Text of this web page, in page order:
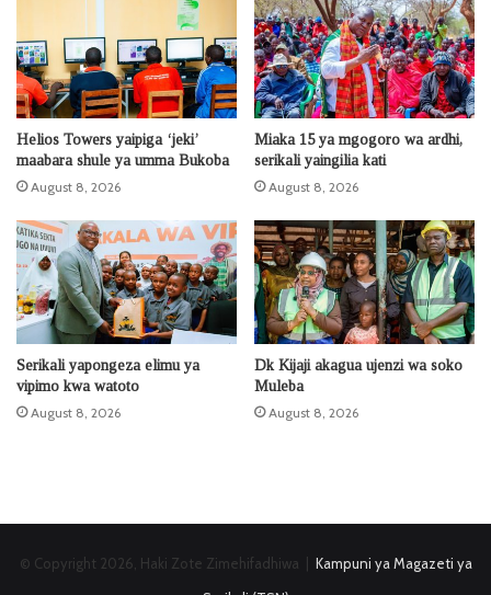
Helios Towers yaipiga ‘jeki’
maabara shule ya umma Bukoba
August 8, 2026
Miaka 15 ya mgogoro wa ardhi,
serikali yaingilia kati
August 8, 2026
Serikali yapongeza elimu ya
vipimo kwa watoto
August 8, 2026
Dk Kijaji akagua ujenzi wa soko
Muleba
August 8, 2026
© Copyright 2026, Haki Zote Zimehifadhiwa | Kampuni ya Magazeti ya